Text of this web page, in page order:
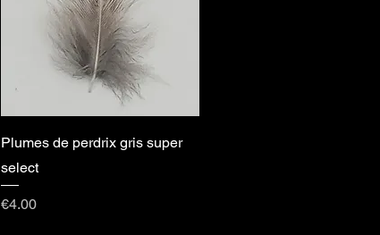
Plumes de perdrix gris super
select
Price
€4.00